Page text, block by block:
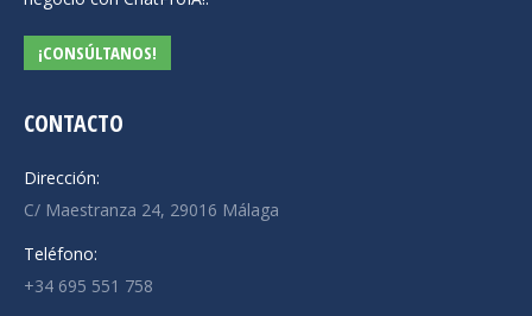
¡CONSÚLTANOS!
CONTACTO
Dirección:
C/ Maestranza 24, 29016 Málaga
Teléfono:
+34 695 551 758